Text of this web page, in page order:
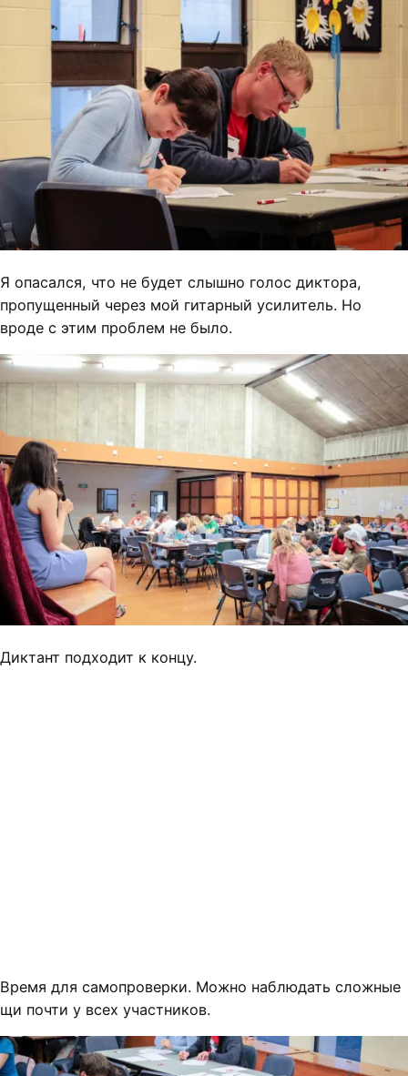
Я опасался, что не будет слышно голос диктора,
пропущенный через мой гитарный усилитель. Но
вроде с этим проблем не было.
Диктант подходит к концу.
Время для самопроверки. Можно наблюдать сложные
щи почти у всех участников.